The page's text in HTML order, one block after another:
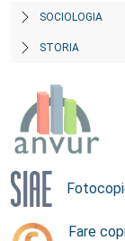
SOCIOLOGIA
STORIA
Fare